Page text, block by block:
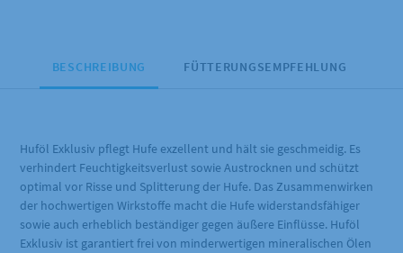
BESCHREIBUNG FÜTTERUNGSEMPFEHLUNG
Huföl Exklusiv pflegt Hufe exzellent und hält sie geschmeidig. Es
verhindert Feuchtigkeitsverlust sowie Austrocknen und schützt
optimal vor Risse und Splitterung der Hufe. Das Zusammenwirken
der hochwertigen Wirkstoffe macht die Hufe widerstandsfähiger
sowie auch erheblich beständiger gegen äußere Einflüsse. Huföl
Exklusiv ist garantiert frei von minderwertigen mineralischen Ölen